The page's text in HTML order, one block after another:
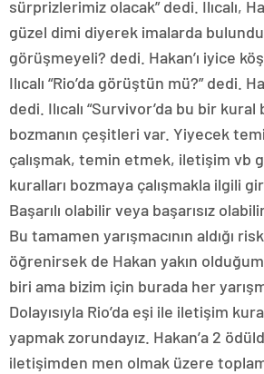
sürprizlerimiz olacak” dedi. Ilıcalı,
güzel dimi diyerek imalarda
görüşmeyeli? dedi. Hakan’ı iyice
Ilıcalı “Rio’da görüştün mü?” dedi.
dedi. Ilıcalı “Survivor’da bu bir
bozmanın çeşitleri var. Yiyecek
çalışmak, temin etmek, iletişim vb
kuralları bozmaya çalışmakla ilgili
Başarılı olabilir veya başarısız
Bu tamamen yarışmacının aldığı
öğrenirsek de Hakan yakın
biri ama bizim için burada her
Dolayısıyla Rio’da eşi ile iletişim
yapmak zorundayız. Hakan’a 2
iletişimden men olmak üzere